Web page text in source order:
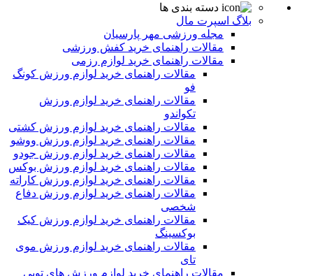
دسته بندی ها
بلاگ اسپرت مال
مجله ورزشی مهر پارسیان
مقالات راهنمای خرید کفش ورزشی
مقالات راهنمای خرید لوازم رزمی
مقالات راهنمای خرید لوازم ورزش کونگ
فو
مقالات راهنمای خرید لوازم ورزش
تکواندو
مقالات راهنمای خرید لوازم ورزش کشتی
مقالات راهنمای خرید لوازم ورزش ووشو
مقالات راهنمای خرید لوازم ورزش جودو
مقالات راهنمای خرید لوازم ورزش بوکس
مقالات راهنمای خرید لوازم ورزش کاراته
مقالات راهنمای خرید لوازم ورزش دفاع
شخصی
مقالات راهنمای خرید لوازم ورزش کیک
بوکسینگ
مقالات راهنمای خرید لوازم ورزش موی
تای
مقالات راهنمای خرید لوازم ورزش های توپی